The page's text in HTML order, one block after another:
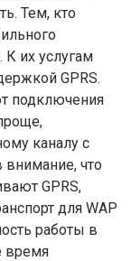
Тем, кто
К их услугам
GPRS.
подключения
каналу с
внимание, что
GPRS,
для WAP
работы в
время